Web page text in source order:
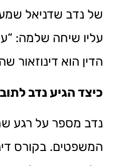
של נדב שדניאל
עליו שיחה שלמה:
הדין הוא דינוזאור
כיצד הגיע נדב
נדב מספר על רגע
המשפטים. בקורס